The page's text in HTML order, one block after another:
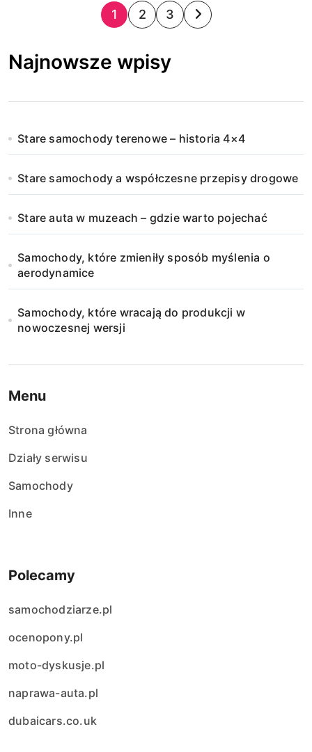
S
r
o
n
i
c
o
w
a
i
1 2 3
Najnowsze wpisy
Stare samochody terenowe – historia 4×4
Stare samochody a współczesne przepisy drogowe
Stare auta w muzeach – gdzie warto pojechać
Samochody, które zmieniły sposób myślenia o
aerodynamice
Samochody, które wracają do produkcji w
nowoczesnej wersji
Menu
Strona główna
Działy serwisu
Samochody
Inne
Polecamy
samochodziarze.pl
ocenopony.pl
moto-dyskusje.pl
naprawa-auta.pl
dubaicars.co.uk